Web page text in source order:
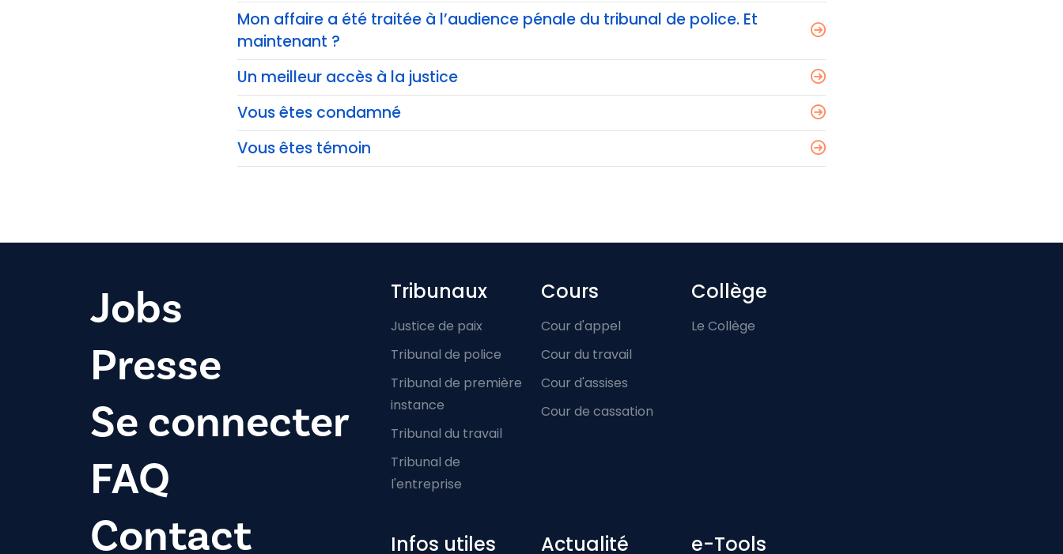
Mon affaire a été traitée à l’audience pénale du tribunal de police. Et
maintenant ?
Un meilleur accès à la justice
Vous êtes condamné
Vous êtes témoin
Jobs
Presse
Se connecter
FAQ
Contact
Footer-menu
Tribunaux
Justice de paix
Tribunal de police
Tribunal de première
instance
Tribunal du travail
Tribunal de
l'entreprise
Cours
Cour d'appel
Cour du travail
Cour d'assises
Cour de cassation
Collège
Le Collège
Infos utiles Actualité e-Tools